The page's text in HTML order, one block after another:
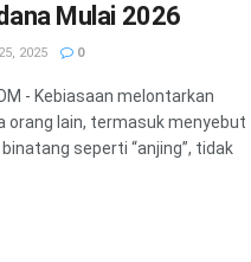
Mulai 2026
2025 0
- Kebiasaan melontarkan
orang lain, termasuk menyebut
seperti “anjing”, tidak